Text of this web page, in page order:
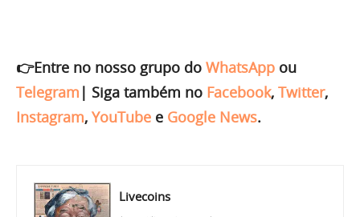
👉Entre no nosso grupo do WhatsApp ou
Telegram | Siga também no Facebook, Twitter,
Instagram, YouTube e Google News.
Livecoins